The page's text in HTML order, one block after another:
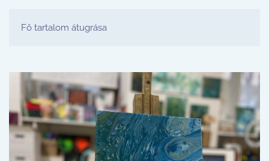
Fő tartalom átugrása
FESTŐ PARTY STÚDIÓ